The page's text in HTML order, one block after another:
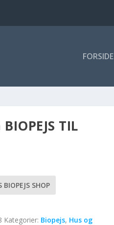
FORSIDE
TIL
SHOP
Kategorier: Biopejs, Hus og